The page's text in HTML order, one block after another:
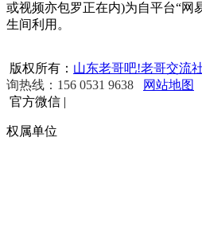
或视频亦包罗正在内)为自平台“网
生间利用。
版权所有： 山东老哥吧!老哥交流
询热线：156 0531 9638
网站地图
官方微信 |
权属单位